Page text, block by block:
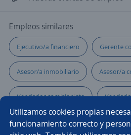
Utilizamos cookies propias
funcionamiento correcto y
Empleos similares
Ejecutivo/a financiero Gerente
Asesor/a inmobiliario Asesor/a
Vendedor comisionista
Asesor/a comercial punto de venta